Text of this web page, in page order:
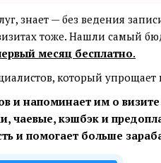
знает — без ведения
тоже. Нашли самый
месяц бесплатно.
который
и напоминает им о
чаевые, кэшбэк и
и помогает больше